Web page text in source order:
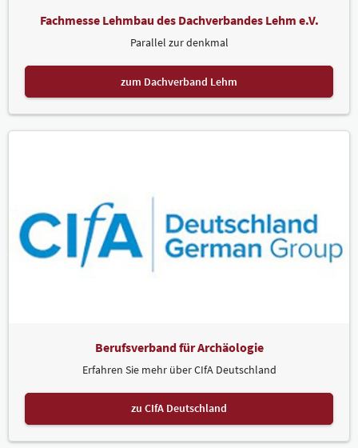
Fachmesse Lehmbau des Dachverbandes Lehm e.V.
Parallel zur denkmal
zum Dachverband Lehm
Berufsverband für Archäologie
Erfahren Sie mehr über CIfA Deutschland
zu CIfA Deutschland